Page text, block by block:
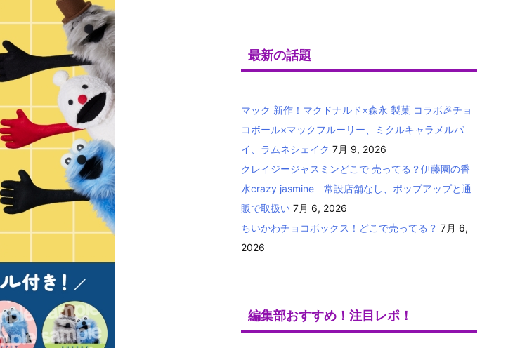
最新の話題
マック 新作！マクドナルド×森永 製菓 コラボ🎉チョ
コボール×マックフルーリー、ミクルキャラメルパ
イ、ラムネシェイク 7月 9, 2026
クレイジージャスミンどこで 売ってる？伊藤園の香
水crazy jasmine 常設店舗なし、ポップアップと通
販で取扱い 7月 6, 2026
ちいかわチョコボックス！どこで売ってる？ 7月 6,
2026
編集部おすすめ！注目レポ！